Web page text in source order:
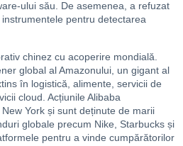
ului său. De asemenea, a refuzat
pentru detectarea
chinez cu acoperire mondială.
global al Amazonului, un gigant al
în logistică, alimente, servicii de
cloud. Acțiunile Alibaba
York și sunt deținute de marii
globale precum Nike, Starbucks și
pentru a vinde cumpărătorilor